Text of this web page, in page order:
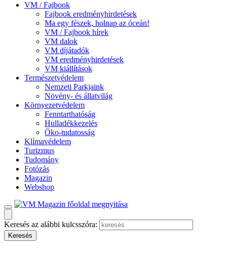
VM / Fajbook
Fajbook eredményhirdetések
Ma egy fészek, holnap az óceán!
VM / Fajbook hírek
VM dalok
VM díjátadók
VM eredményhirdetések
VM kiállítások
Természetvédelem
Nemzeti Parkjaink
Növény- és állatvilág
Környezetvédelem
Fenntarthatóság
Hulladékkezelés
Öko-tudatosság
Klímavédelem
Turizmus
Tudomány
Fotózás
Magazin
Webshop
Keresés az alábbi kulcsszóra: